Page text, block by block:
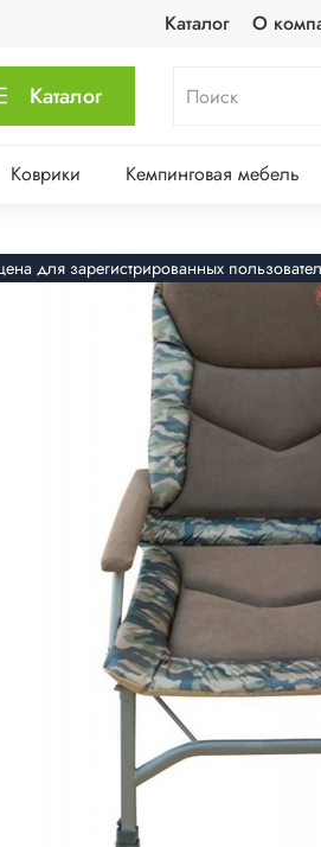
Каталог О
Каталог
Коврики Кемпинговая мебель
для зарегистрированных